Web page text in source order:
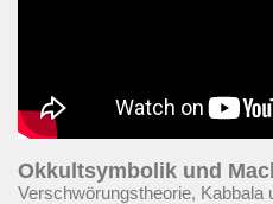
Okkultsymbolik und
Verschwörungstheorie, Kabbala